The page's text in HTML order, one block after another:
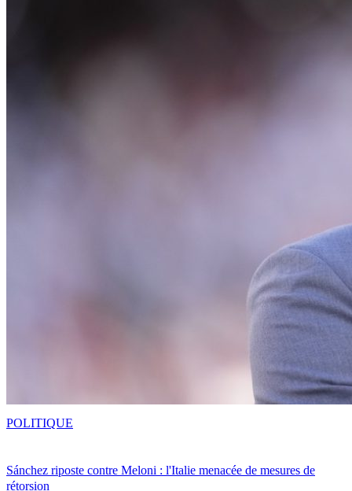
Sánchez riposte contre Meloni : l'Italie menacée de mesures de
rétorsion
POLITIQUE